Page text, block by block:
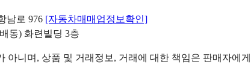
남로 976 [자동차매매업정보확인]
동) 화련빌딩 3층
니며, 상품 및 거래정보, 거래에 대한 책임은 판매자에